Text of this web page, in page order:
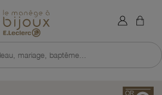
Retour à l'accueil du site
mariage, baptême...
×